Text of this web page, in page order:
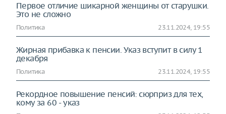
Первое отличие шикарной женщины от старушки.
Это не сложно
Политика 23.11.2024, 19:55
Жирная прибавка к пенсии. Указ вступит в силу 1
декабря
Политика 23.11.2024, 19:55
Рекордное повышение пенсий: сюрприз для тех,
кому за 60 - указ